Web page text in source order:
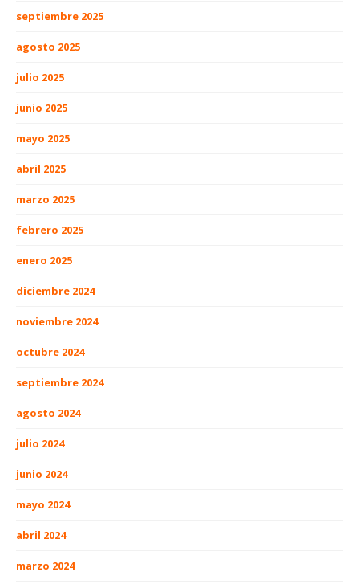
septiembre 2025
agosto 2025
julio 2025
junio 2025
mayo 2025
abril 2025
marzo 2025
febrero 2025
enero 2025
diciembre 2024
noviembre 2024
octubre 2024
septiembre 2024
agosto 2024
julio 2024
junio 2024
mayo 2024
abril 2024
marzo 2024